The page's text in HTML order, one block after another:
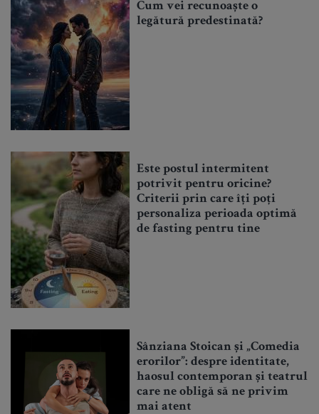
Cum vei recunoaște o
legătură predestinată?
Este postul intermitent
potrivit pentru oricine?
Criterii prin care îți poți
personaliza perioada optimă
de fasting pentru tine
Sânziana Stoican și „Comedia
erorilor”: despre identitate,
haosul contemporan și teatrul
care ne obligă să ne privim
mai atent